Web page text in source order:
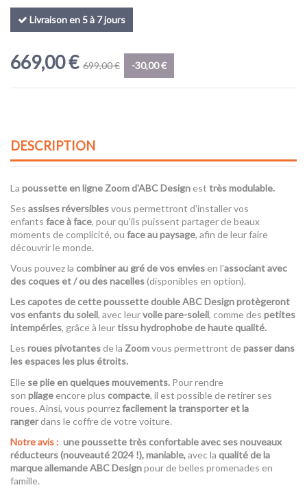
Livraison en 5 à 7 jours
669,00 € 699,00 € -30,00 €
DESCRIPTION
La poussette en ligne Zoom d'ABC Design est très modulable.
Ses assises réversiblesvous permettront d'installer vos
enfants face à face, pour qu'ils puissent partager de beaux
moments de complicité, ou face au paysage, afin de leur faire
découvrir le monde.
Vous pouvez la combiner au gré de vos envies en l'associant avec
des coques et / ou des nacelles(disponibles en option).
Les capotes de cette poussette double ABC Design protègeront
vos enfants du soleil, avec leurvoile pare-soleil, comme des petites
intempéries, grâce à leurtissu hydrophobe de haute qualité.
Les roues pivotantesde la Zoomvous permettront depasser dans
les espaces les plus étroits.
Elle se plie en quelques mouvements. Pour rendre
son pliage encore plus compacte, il est possible de retirer ses
roues. Ainsi, vous pourrezfacilement la transporter et la
rangerdans le coffre de votre voiture.
Notre avis : une poussette très confortable avec ses nouveaux
réducteurs (nouveauté 2024 !), maniable,avec la qualité de la
marque allemande ABC Designpour de belles promenades en
famille.